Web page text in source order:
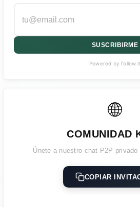
SUSCRIBIRME
Powered by follow.it
🌐
COMUNIDAD
Únete a nuestro chat P2P
COPIAR